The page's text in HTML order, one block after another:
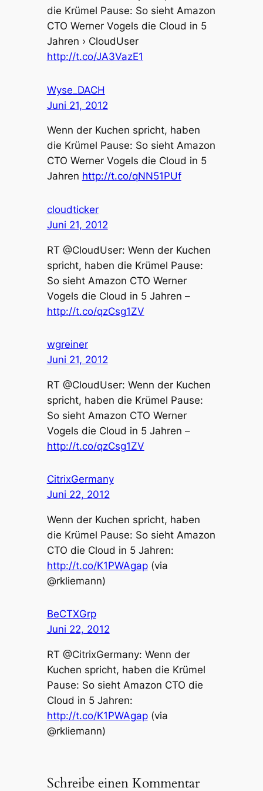
die Krümel Pause: So sieht Amazon
CTO Werner Vogels die Cloud in 5
Jahren › CloudUser
http://t.co/JA3VazE1
Wyse_DACH
Juni 21, 2012
Wenn der Kuchen spricht, haben
die Krümel Pause: So sieht Amazon
CTO Werner Vogels die Cloud in 5
Jahren http://t.co/qNN51PUf
cloudticker
Juni 21, 2012
RT @CloudUser: Wenn der Kuchen
spricht, haben die Krümel Pause:
So sieht Amazon CTO Werner
Vogels die Cloud in 5 Jahren –
http://t.co/qzCsg1ZV
wgreiner
Juni 21, 2012
RT @CloudUser: Wenn der Kuchen
spricht, haben die Krümel Pause:
So sieht Amazon CTO Werner
Vogels die Cloud in 5 Jahren –
http://t.co/qzCsg1ZV
CitrixGermany
Juni 22, 2012
Wenn der Kuchen spricht, haben
die Krümel Pause: So sieht Amazon
CTO die Cloud in 5 Jahren:
http://t.co/K1PWAgap(via
@rkliemann)
BeCTXGrp
Juni 22, 2012
RT @CitrixGermany: Wenn der
Kuchen spricht, haben die Krümel
Pause: So sieht Amazon CTO die
Cloud in 5 Jahren:
http://t.co/K1PWAgap(via
@rkliemann)
Schreibe einen Kommentar